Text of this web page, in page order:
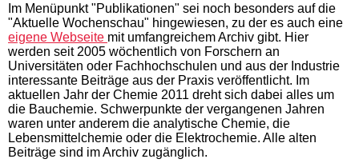
Im Menüpunkt "Publikationen" sei noch besonders auf die
"Aktuelle Wochenschau" hingewiesen, zu der es auch eine
eigene Webseite mit umfangreichem Archiv gibt. Hier
werden seit 2005 wöchentlich von Forschern an
Universitäten oder Fachhochschulen und aus der Industrie
interessante Beiträge aus der Praxis veröffentlicht. Im
aktuellen Jahr der Chemie 2011 dreht sich dabei alles um
die Bauchemie. Schwerpunkte der vergangenen Jahren
waren unter anderem die analytische Chemie, die
Lebensmittelchemie oder die Elektrochemie. Alle alten
Beiträge sind im Archiv zugänglich.